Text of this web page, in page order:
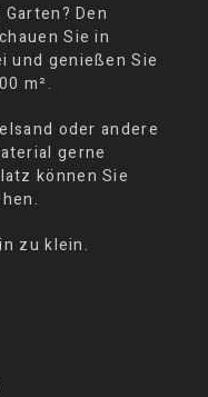
Den
Sie in
und genießen Sie
m².
oder andere
gerne
können Sie
zu klein.